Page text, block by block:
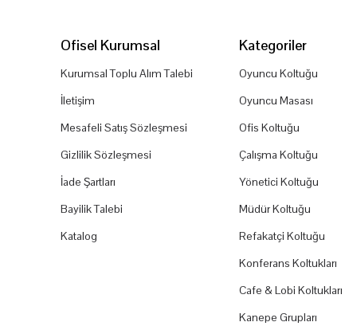
Ofisel Kurumsal
Kurumsal Toplu Alım Talebi
İletişim
Mesafeli Satış Sözleşmesi
Gizlilik Sözleşmesi
İade Şartları
Bayilik Talebi
Katalog
Kategoriler
Oyuncu Koltuğu
Oyuncu Masası
Ofis Koltuğu
Çalışma Koltuğu
Yönetici Koltuğu
Müdür Koltuğu
Refakatçi Koltuğu
Konferans Koltukları
Cafe & Lobi Koltukları
Kanepe Grupları